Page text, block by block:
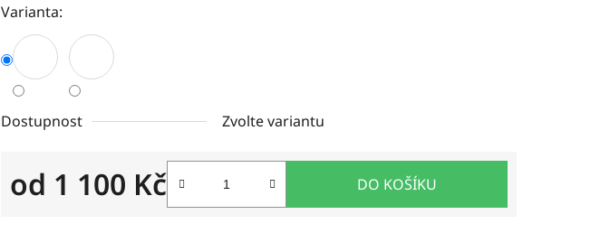
5
hvězdiček.
Varianta:
Dostupnost Zvolte variantu
od 1 100 Kč DO KOŠÍKU